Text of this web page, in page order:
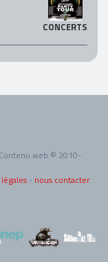
CONCERTS
web © 2010-
- nous contacter